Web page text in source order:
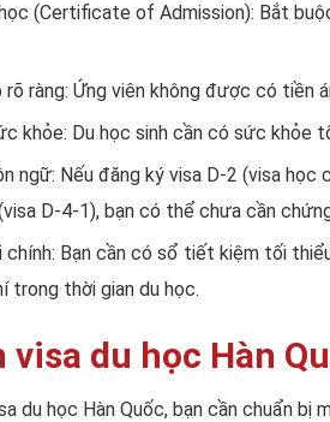
(Certificate of Admission): Bắt
ràng: Ứng viên không được có tiền
khỏe: Du học sinh cần có sức khỏe
ngữ: Nếu đăng ký visa D-2 (visa
D-4-1), bạn có thể chưa cần
chính: Bạn cần có sổ tiết kiệm tối
trong thời gian du học.
visa du học Hàn
du học Hàn Quốc, bạn cần chuẩn